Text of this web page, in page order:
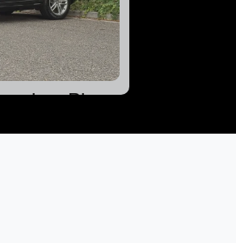
Plus